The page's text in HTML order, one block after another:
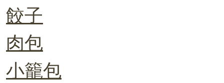
餃子
肉包
小籠包